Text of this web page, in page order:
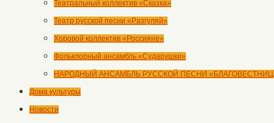
Театральный коллектив «Сказка»
Театр русской песни «Разгуляй»
Хоровой коллектив «Россияне»
Фольклорный ансамбль «Сударушки»
НАРОДНЫЙ АНСАМБЛЬ РУССКОЙ ПЕСНИ
Дома культуры
Новости